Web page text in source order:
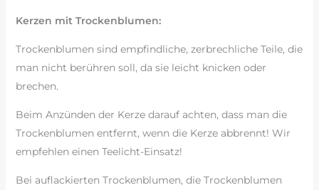
Kerzen mit Trockenblumen:
Trockenblumen sind empfindliche, zerbrechliche Teile, die
man nicht berühren soll, da sie leicht knicken oder
brechen.
Beim Anzünden der Kerze darauf achten, dass man die
Trockenblumen entfernt, wenn die Kerze abbrennt! Wir
empfehlen einen Teelicht-Einsatz!
Bei auflackierten Trockenblumen, die Trockenblumen